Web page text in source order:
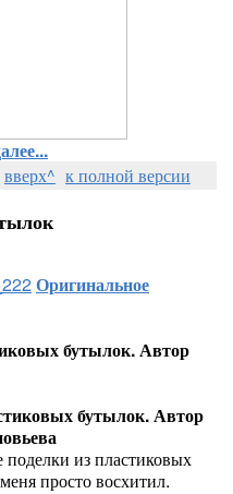
вверх^ к полной версии
Оригинальное
бутылок. Автор
бутылок. Автор
из пластиковых
просто восхитил.